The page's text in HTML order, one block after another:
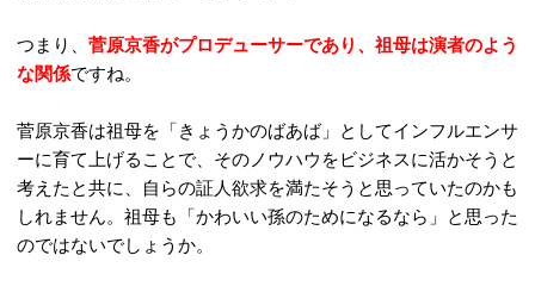
つまり、 菅原京香がプロデューサーであり、祖母は演者のよう
な関係ですね。
菅原京香は祖母を「きょうかのばあば」としてインフルエンサ
ーに育て上げることで、そのノウハウをビジネスに活かそうと
考えたと共に、自らの証人欲求を満たそうと思っていたのかも
しれません。祖母も「かわいい孫のためになるなら」と思った
のではないでしょうか。